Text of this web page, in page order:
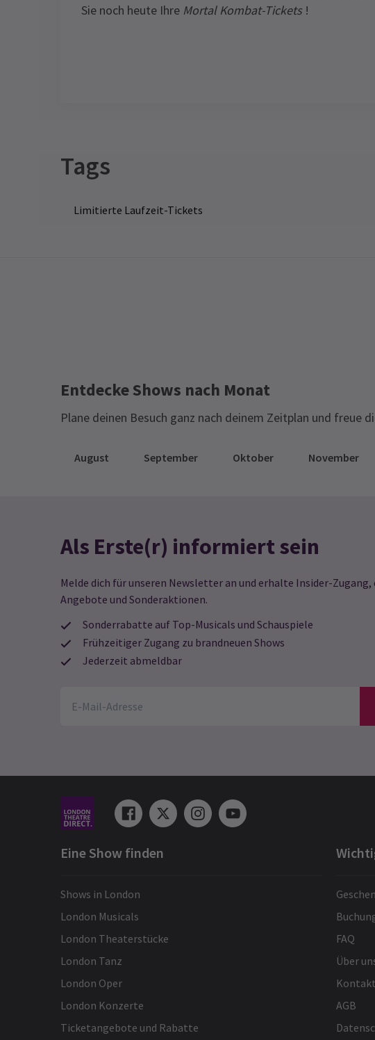
Sie noch heute Ihre Mortal Kombat-Tickets !
Tags
Limitierte Laufzeit-Tickets
Entdecke Shows nach Monat
Plane deinen Besuch ganz nach deinem Zeitplan und freue
August September Oktober November
Als Erste(r) informiert sein
Melde dich für unseren Newsletter an und erhalte Insider-Zugang,
Angebote und Sonderaktionen.
Sonderrabatte auf Top-Musicals und Schauspiele
Frühzeitiger Zugang zu brandneuen Shows
Jederzeit abmeldbar
Eine Show finden
Shows in London
London Musicals
London Theaterstücke
London Tanz
London Oper
London Konzerte
Ticketangebote und Rabatte
FAQ
Über
Kontakt
AGB